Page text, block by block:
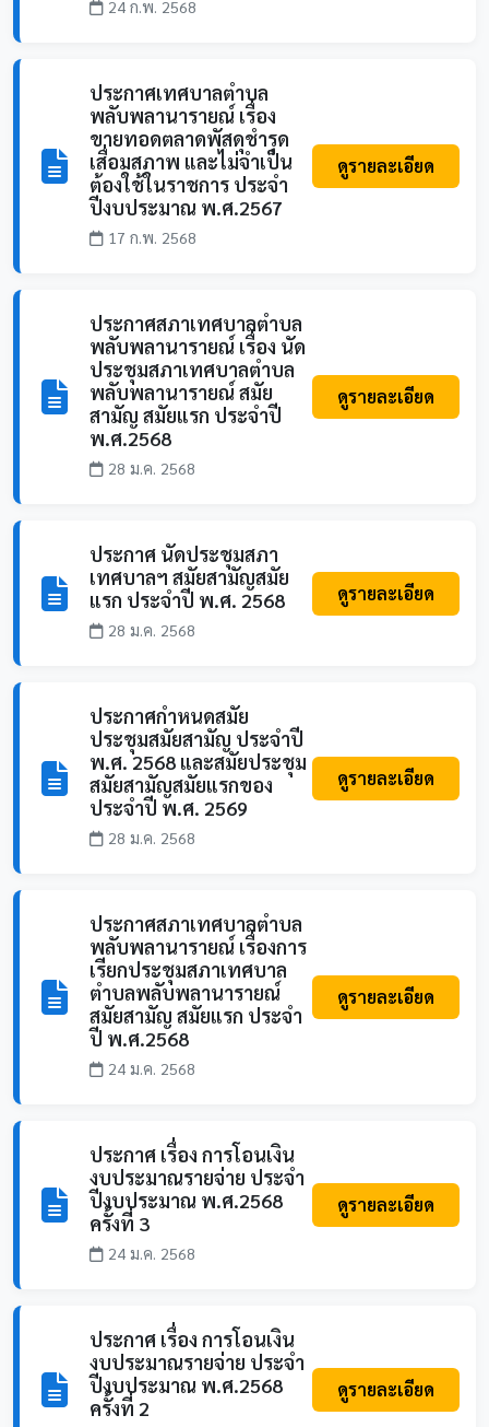
24 ก.พ. 2568
ประกาศเทศบาลตำบล
พลับพลานารายณ์ เรื่อง
ขายทอดตลาดพัสดุชำรุด
เสื่อมสภาพ และไม่จำเป็น
ต้องใช้ในราชการ ประจำ
ปีงบประมาณ พ.ศ.2567
17 ก.พ. 2568
ดูรายละเอียด
ประกาศสภาเทศบาลตำบล
พลับพลานารายณ์ เรื่อง นัด
ประชุมสภาเทศบาลตำบล
พลับพลานารายณ์ สมัย
สามัญ สมัยแรก ประจำปี
พ.ศ.2568
28 ม.ค. 2568
ดูรายละเอียด
ประกาศ นัดประชุมสภา
เทศบาลฯ สมัยสามัญสมัย
แรก ประจำปี พ.ศ. 2568
28 ม.ค. 2568
ดูรายละเอียด
ประกาศกำหนดสมัย
ประชุมสมัยสามัญ ประจำปี
พ.ศ. 2568 และสมัยประชุม
สมัยสามัญสมัยแรกของ
ประจำปี พ.ศ. 2569
28 ม.ค. 2568
ดูรายละเอียด
ประกาศสภาเทศบาลตำบล
พลับพลานารายณ์ เรื่องการ
เรียกประชุมสภาเทศบาล
ตำบลพลับพลานารายณ์
สมัยสามัญ สมัยแรก ประจำ
ปี พ.ศ.2568
24 ม.ค. 2568
ดูรายละเอียด
ประกาศ เรื่อง การโอนเงิน
งบประมาณรายจ่าย ประจำ
ปีงบประมาณ พ.ศ.2568
ครั้งที่ 3
24 ม.ค. 2568
ดูรายละเอียด
ประกาศ เรื่อง การโอนเงิน
งบประมาณรายจ่าย ประจำ
ปีงบประมาณ พ.ศ.2568
ครั้งที่ 2
ดูรายละเอียด